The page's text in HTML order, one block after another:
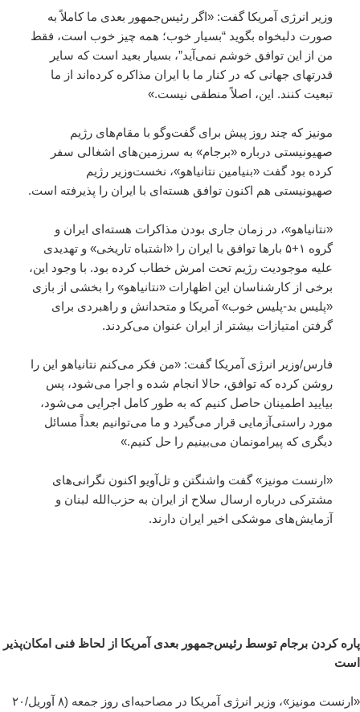
وزیر انرژی آمریکا گفت: «اگر رئیس‌جمهور بعدی ما کاملاً به
صورت دلبخواه بگوید “بسیار خوب؛ همه چیز خوب است، فقط
من از این توافق خوشم نمی‌آید”، بسیار بعید است که سایر
قدرتهای جهانی که در کنار ما با ایران مذاکره‌ کرده‌اند از ما
تبعیت کنند. این، اصلاً منطقی نیست.»
مونیز که چند روز پیش برای گفت‌وگو با مقام‌های رژیم
صهیونیستی درباره «برجام» به سرزمین‌های اشغالی سفر
کرده بود گفت «بنیامین نتانیاهو»، نخست‌وزیر رژیم
صهیونیستی هم اکنون توافق هسته‌ای با ایران را پذیرفته است.
«نتانیاهو»، در زمان جاری بودن مذاکرات هسته‌ای ایران و
گروه ۱+۵ بارها توافق با ایران را «اشتباه تاریخی» و تهدیدی
علیه موجودیت رژیم تحت امرش خطاب کرده بود. با وجود این،
برخی از کارشناسان این اظهارات «نتانیاهو» را بخشی از بازی
«پلیس بد-پلیس خوب» آمریکا و متحدانش و راهبردی برای
گرفتن امتیازات بیشتر از ایران عنوان می‌کردند.
فارس/وزیر انرژی آمریکا گفت: «من فکر می‌کنم نتانیاهو این را
روشن کرده که توافق، حالا انجام شده و اجرا می‌شود، پس
بیایید اطمینان حاصل کنیم که به طور کامل اجرایی می‌شود،
مورد راستی‌آزمایی قرار می‌گیرد و ما می‌توانیم بعداً مسائل
دیگری که پیرامونمان می‌بینیم را حل کنیم.»
«ارنست مونیز» گفت واشنگتن و تل‌آویو اکنون نگرانی‌های
مشترکی درباره ارسال سلاح از ایران به حزب‌الله لبنان و
آزمایش‌های موشکی اخیر ایران دارند.
پاره کردن برجام توسط رئیس‌جمهور بعدی آمریکا از لحاظ فنی امکان‌پذیر
است
«ارنست مونیز»، وزیر انرژی آمریکا در مصاحبه‌ای روز جمعه (۸ آوریل/۲۰